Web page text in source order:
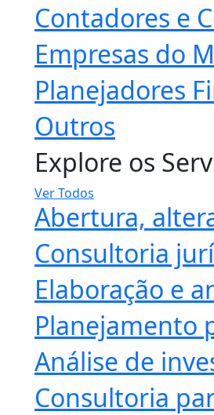
Contadores e
Empresas do
Planejadores
Outros
Explore os
Ver Todos
Abertura,
Consultoria
Elaboração e
Planejamento
Análise de
Consultoria